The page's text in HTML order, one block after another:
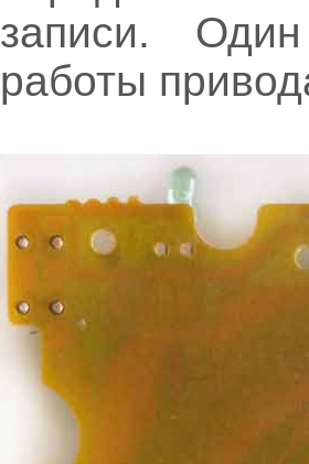
записи.
работы